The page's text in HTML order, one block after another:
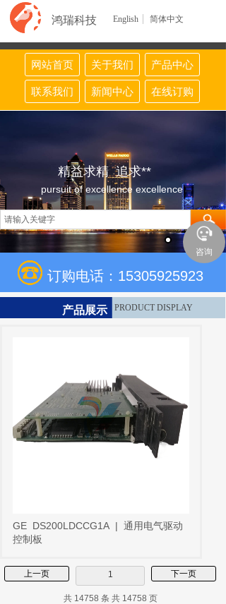
鸿瑞科技 English 简体中文
网站首页 关于我们 产品中心
联系我们 新闻中心 在线订购
精益求精 追求**
pursuit of excellence excellence
订购电话：15305925923
PRODUCT DISPLAY
产品展示
GE DS200LDCCG1A | 通用电气驱动
控制板
上一页 1 下一页
共 14758 条 共 14758 页
咨询